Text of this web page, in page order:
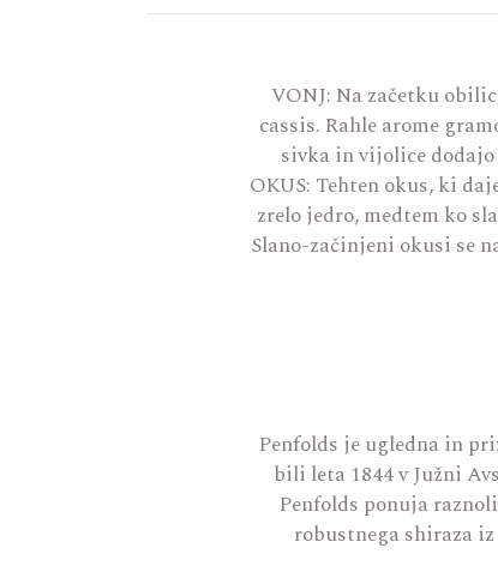
VONJ: Na začetku
cassis. Rahle arome
sivka in vijolice
OKUS: Tehten okus, ki
zrelo jedro, medtem ko
Slano-začinjeni okusi se
Penfolds je ugledna in
bili leta 1844 v Južni
Penfolds ponuja
robustnega shiraza